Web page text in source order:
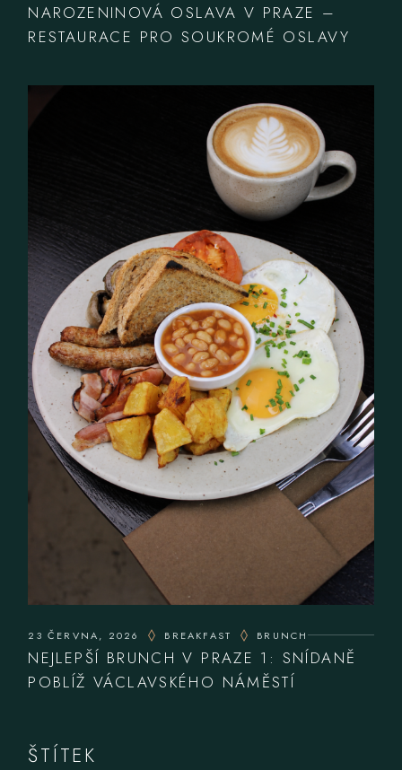
NAROZENINOVÁ OSLAVA V PRAZE –
RESTAURACE PRO SOUKROMÉ OSLAVY
23 ČERVNA, 2026 BREAKFAST BRUNCH
NEJLEPŠÍ BRUNCH V PRAZE 1: SNÍDANĚ
POBLÍŽ VÁCLAVSKÉHO NÁMĚSTÍ
ŠTÍTEK